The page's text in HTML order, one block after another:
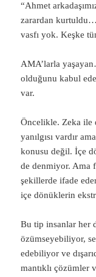
“Ahmet
zarardan
vasfı yok. Keşke
AMA’larla
olduğunu kabul
var.
Öncelikle. Zeka ile
yanılgısı vardır
konusu değil. İçe
de denmiyor. Ama
şekillerde ifade
içe dönüklerin
Bu tip insanlar her
özümseyebiliyor,
edebiliyor ve
mantıklı